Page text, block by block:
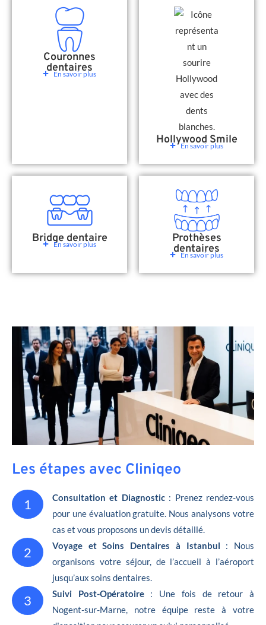
Couronnes
dentaires
En savoir plus
Hollywood Smile
En savoir plus
Bridge dentaire
En savoir plus Prothèses
dentaires
En savoir plus
Les étapes avec Cliniqeo
1 Consultation et Diagnostic: Prenez rendez-vous
pour une évaluation gratuite. Nous analysons votre
cas et vous proposons un devis détaillé.
2 Voyage et Soins Dentaires à Istanbul : Nous
organisons votre séjour, de l’accueil à l’aéroport
jusqu’aux soins dentaires.
3 Suivi Post-Opératoire : Une fois de retour à
Nogent-sur-Marne, notre équipe reste à votre